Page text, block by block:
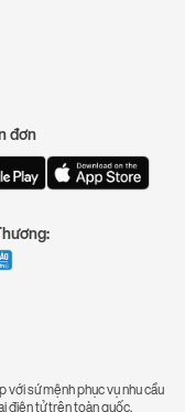
đơn
với sứ mệnh phục vụ nhu cầu
điện tử trên toàn quốc.